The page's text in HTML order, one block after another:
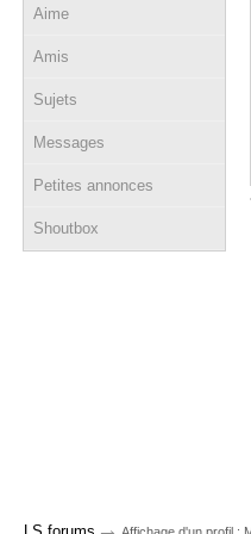
Aime
Amis
Sujets
Messages
Petites annonces
Shoutbox